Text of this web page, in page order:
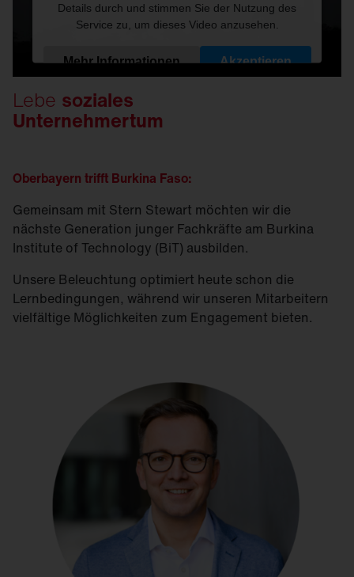
Details durch und stimmen Sie der Nutzung des
Service zu, um dieses Video anzusehen.
Mehr Informationen Akzeptieren
Powered byUsercentrics Consent Management
Lebe soziales
Unternehmertum
Oberbayern trifft Burkina Faso:
Gemeinsam mit Stern Stewart möchten wir die
nächste Generation junger Fachkräfte am Burkina
Institute of Technology (BiT) ausbilden.
Unsere Beleuchtung optimiert heute schon die
Lernbedingungen, während wir unseren Mitarbeitern
vielfältige Möglichkeiten zum Engagement bieten.